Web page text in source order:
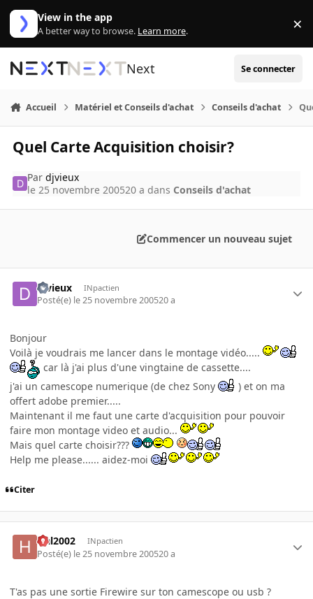
Aller au contenu
View in the app
A better way to browse. Learn more. ×
Next Se connecter
Accueil Matériel et Conseils d'achat Conseils d'achat
Quel Carte Acquisition choisir?
Pardjvieux
le 25 novembre 200520 a dans Conseils d'achat
Commencer un nouveau sujet
djvieux INpactien
Posté(e) le 25 novembre 200520 a
Bonjour
Voilà je voudrais me lancer dans le montage vidéo.....
car là j'ai plus d'une vingtaine de cassette....
j'ai un camescope numerique (de chez Sony
) et on ma
offert adobe premier.....
Maintenant il me faut une carte d'acquisition pour pouvoir
faire mon montage video et audio...
Mais quel carte choisir???
Help me please...... aidez-moi
Citer
Hal2002 INpactien
Posté(e) le 25 novembre 200520 a
T'as pas une sortie Firewire sur ton camescope ou usb ?